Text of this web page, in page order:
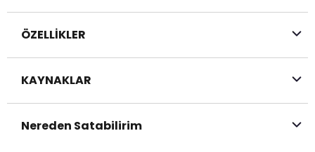
ÖZELLİKLER
KAYNAKLAR
Nereden Satabilirim